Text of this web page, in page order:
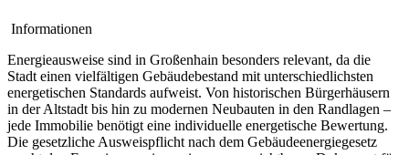
Informationen
Energieausweise sind in Großenhain besonders relevant, da die
Stadt einen vielfältigen Gebäudebestand mit unterschiedlichsten
energetischen Standards aufweist. Von historischen Bürgerhäusern
in der Altstadt bis hin zu modernen Neubauten in den Randlagen –
jede Immobilie benötigt eine individuelle energetische Bewertung.
Die gesetzliche Ausweispflicht nach dem Gebäudeenergiegesetz